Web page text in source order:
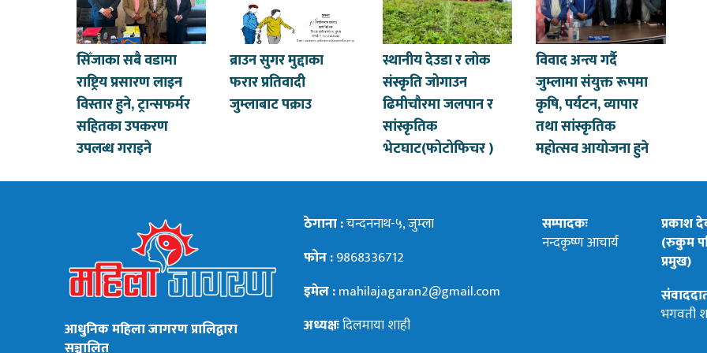
सिँजाका सबै वडामा
राष्ट्रिय प्रसारण लाइन
विस्तार हुने, ट्रान्सफर्मर
सहितका उपकरण
उपलब्ध गराइने
ब्राउन सुगर मुद्दाका
फरार प्रतिवादी
जुम्लाबाट पक्राउ
स्थानीय देउडा र लोक
संस्कृति जोगाउन
ढिमीचौरमा जलपान र
सांस्कृतिक
भेटघाट(फोटोफिचर )
विवाद अन्त्य गर्दै
जुम्लामा संयुक्त रूपमा
कृषि, पर्यटन, व्यापार
तथा सांस्कृतिक
महोत्सव आयोजना हुने
आधुनिक महिला जागरण प्रालिद्वारा
सञ्चालित
ठेगाना :चन्दननाथ-५, जुम्ला
फोन :9868336712
इमेल :mahilajagaran2@gmail.com
अध्यक्षःदिलमाया शाही
सम्पादकः
नन्दकृष्ण आचार्य
प्रकाश
(रुकुम
प्रमुख)
भगवती